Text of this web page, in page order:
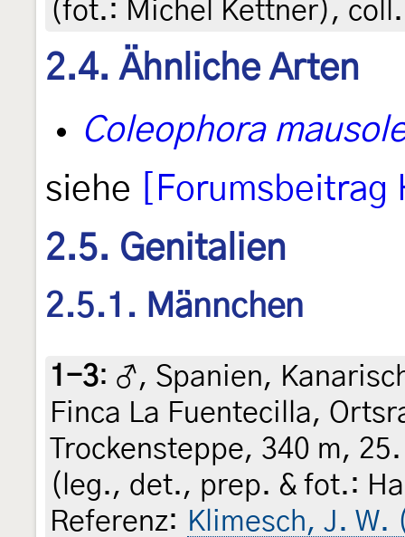
(fot.: Michel Kettner),
2.4. Ähnliche Arten
Coleophora
siehe
2.5. Genitalien
2.5.1. Männchen
1-3: ♂, Spanien,
Finca La Fuentecilla,
Trockensteppe, 340 m,
(leg., det., prep. & fot.:
Referenz: Klimesch, J. W.